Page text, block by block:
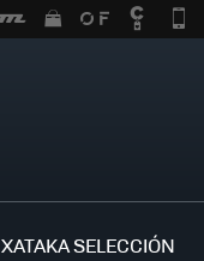
XATAKA SELECCIÓN